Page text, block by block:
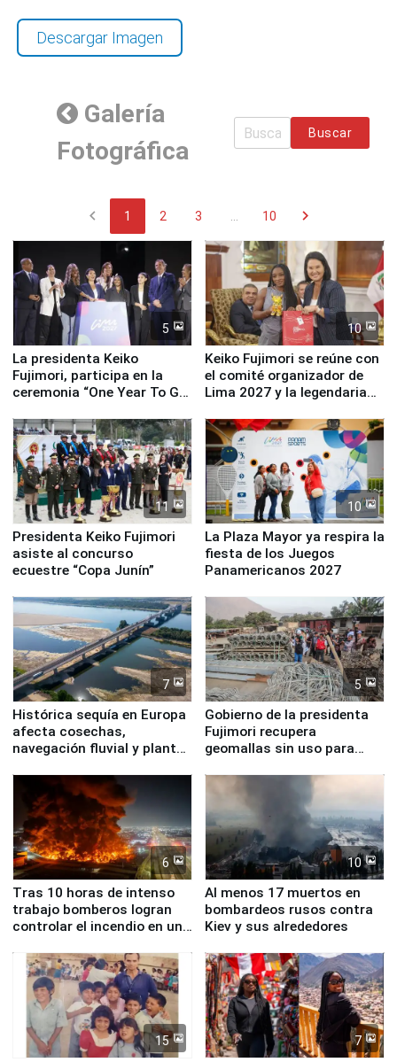
Descargar Imagen
Galería
Fotográfica
Buscar
chevron_left 1 2 3 ... 10 chevron_right
5
La presidenta Keiko
Fujimori, participa en la
ceremonia “One Year To Go
10
Keiko Fujimori se reúne con
el comité organizador de
Lima 2027 y la legendaria
11
Presidenta Keiko Fujimori
asiste al concurso
ecuestre “Copa Junín”
10
La Plaza Mayor ya respira la
fiesta de los Juegos
Panamericanos 2027
7
Histórica sequía en Europa
afecta cosechas,
navegación fluvial y plantas
5
Gobierno de la presidenta
Fujimori recupera
geomallas sin uso para
Fenómeno El Niño
6
Tras 10 horas de intenso
trabajo bomberos logran
controlar el incendio en una
de Chile
10
Al menos 17 muertos en
bombardeos rusos contra
Kiev y sus alrededores
15 7